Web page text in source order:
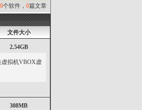
0个软件， 0篇文章
文件大小
2.54GB
虚拟机VBOX虚
308MB